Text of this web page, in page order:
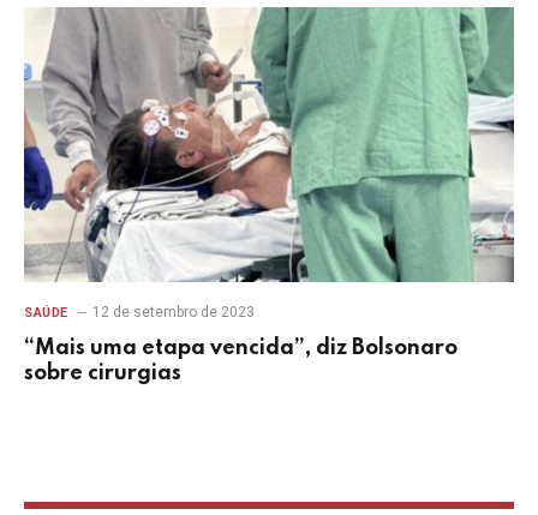
SAÚDE 12 de setembro de 2023
“Mais uma etapa vencida”, diz Bolsonaro
sobre cirurgias